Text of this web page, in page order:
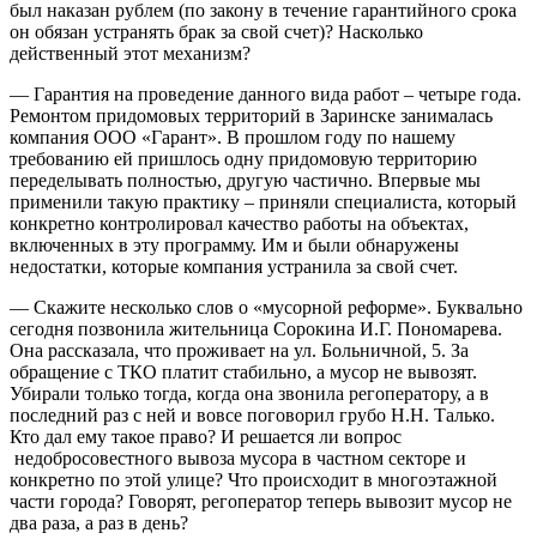
был наказан рублем (по закону в течение гарантийного срока
он обязан устранять брак за свой счет)? Насколько
действенный этот механизм?
— Гарантия на проведение данного вида работ – четыре года.
Ремонтом придомовых территорий в Заринске занималась
компания ООО «Гарант». В прошлом году по нашему
требованию ей пришлось одну придомовую территорию
переделывать полностью, другую частично. Впервые мы
применили такую практику – приняли специалиста, который
конкретно контролировал качество работы на объектах,
включенных в эту программу. Им и были обнаружены
недостатки, которые компания устранила за свой счет.
— Скажите несколько слов о «мусорной реформе». Буквально
сегодня позвонила жительница Сорокина И.Г. Пономарева.
Она рассказала, что проживает на ул. Больничной, 5. За
обращение с ТКО платит стабильно, а мусор не вывозят.
Убирали только тогда, когда она звонила регоператору, а в
последний раз с ней и вовсе поговорил грубо Н.Н. Талько.
Кто дал ему такое право? И решается ли вопрос
недобросовестного вывоза мусора в частном секторе и
конкретно по этой улице? Что происходит в многоэтажной
части города? Говорят, регоператор теперь вывозит мусор не
два раза, а раз в день?